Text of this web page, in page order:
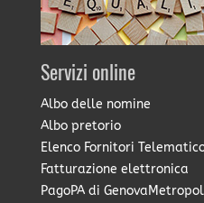
Servizi online
Albo delle nomine
Albo pretorio
Elenco Fornitori
Fatturazione elettronica
PagoPA di